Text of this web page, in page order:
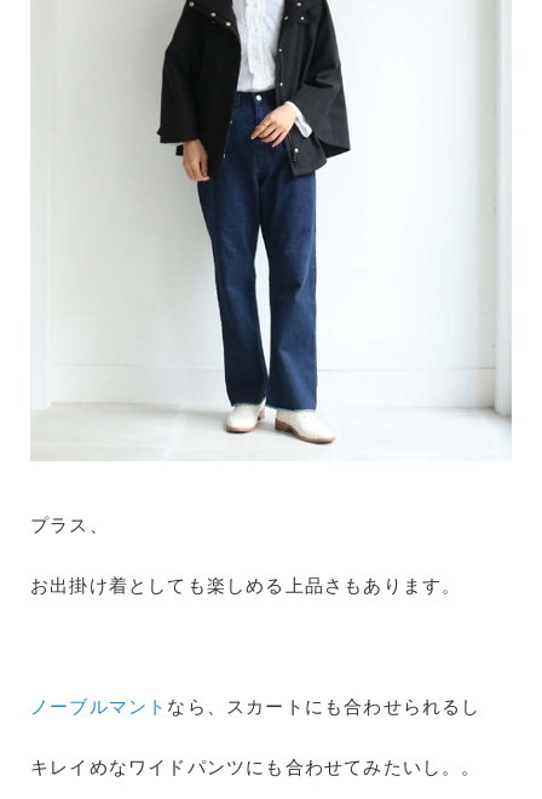
プラス、
お出掛け着としても楽しめる上品さもあります。
ノーブルマント なら、スカートにも合わせられるし
キレイめなワイドパンツにも合わせてみたいし。。